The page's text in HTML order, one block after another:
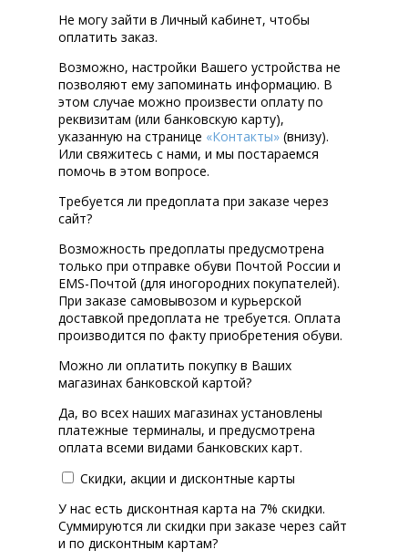
Не могу зайти в Личный кабинет, чтобы
оплатить заказ.
Возможно, настройки Вашего устройства не
позволяют ему запоминать информацию. В
этом случае можно произвести оплату по
реквизитам (или банковскую карту),
указанную на странице «Контакты» (внизу).
Или свяжитесь с нами, и мы постараемся
помочь в этом вопросе.
Требуется ли предоплата при заказе через
сайт?
Возможность предоплаты предусмотрена
только при отправке обуви Почтой России и
EMS-Почтой (для иногородних покупателей).
При заказе самовывозом и курьерской
доставкой предоплата не требуется. Оплата
производится по факту приобретения обуви.
Можно ли оплатить покупку в Ваших
магазинах банковской картой?
Да, во всех наших магазинах установлены
платежные терминалы, и предусмотрена
оплата всеми видами банковских карт.
Скидки, акции и дисконтные карты
У нас есть дисконтная карта на 7% скидки.
Суммируются ли скидки при заказе через сайт
и по дисконтным картам?